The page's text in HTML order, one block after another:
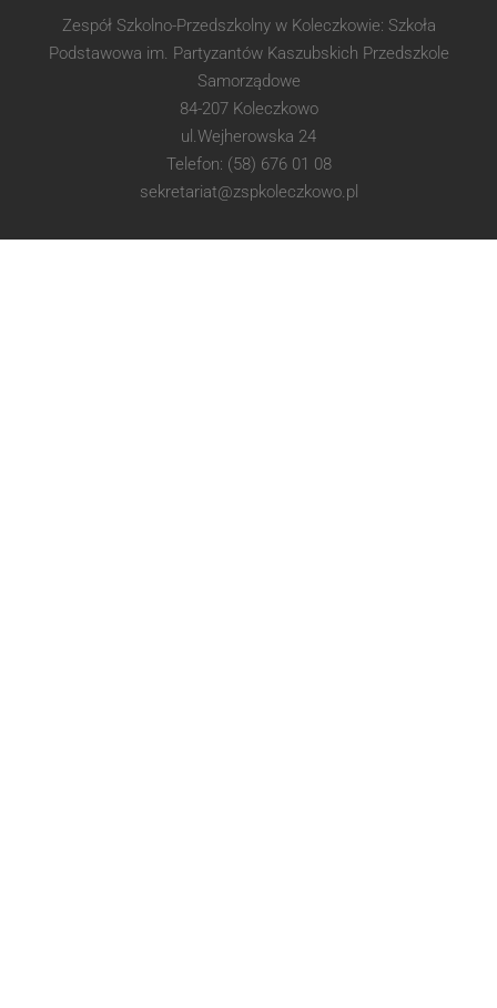
Zespół Szkolno-Przedszkolny w Koleczkowie: Szkoła
Podstawowa im. Partyzantów Kaszubskich Przedszkole
Samorządowe
84-207 Koleczkowo
ul.Wejherowska 24
Telefon: (58) 676 01 08
sekretariat@zspkoleczkowo.pl